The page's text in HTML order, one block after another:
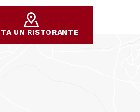
UN RISTORANTE